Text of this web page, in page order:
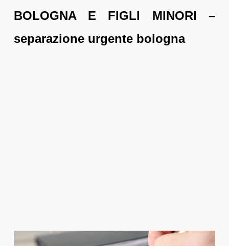
BOLOGNA E FIGLI MINORI –
separazione urgente bologna